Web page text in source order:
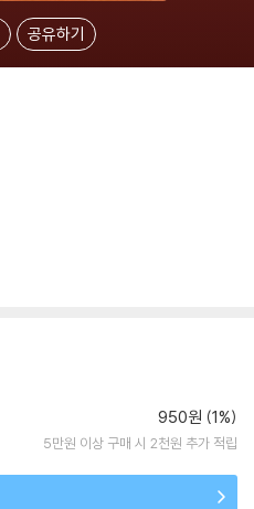
공유하기
950원 (1%)
5만원 이상 구매 시 2천원 추가 적립